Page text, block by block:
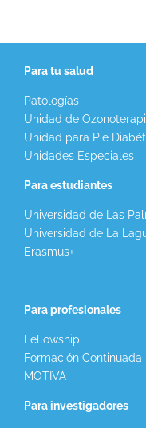
Para tu salud
Patologías
Unidad de
Unidad para Pie
Unidades Especiales
Para estudiantes
Universidad de Las
Universidad de La
Erasmus+
Para profesionales
Fellowship
Formación Continuada
MOTIVA
Para investigadores